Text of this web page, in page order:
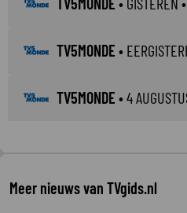
TV5MONDE •
TV5MONDE •4
Meer nieuws van TVgids.nl